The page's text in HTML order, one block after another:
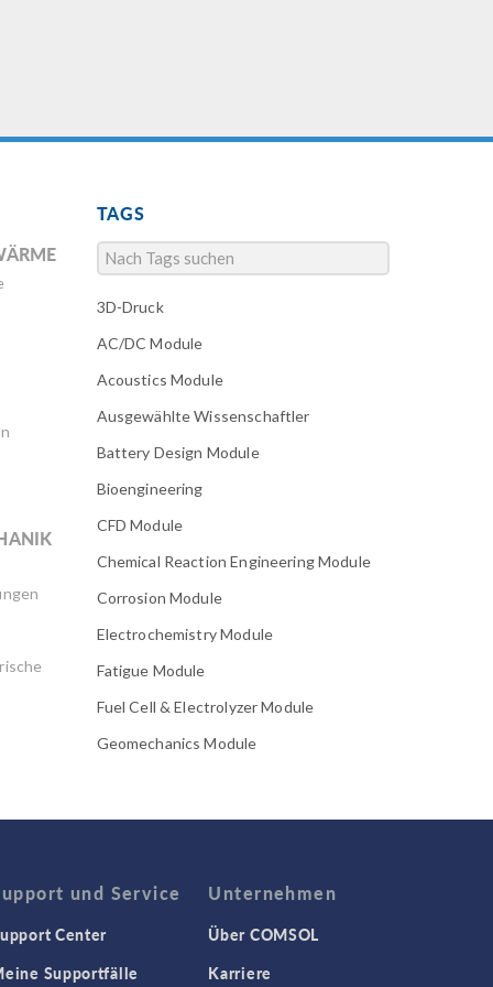
TAGS
3D-Druck
AC/DC Module
Acoustics Module
Ausgewählte Wissenschaftler
Battery Design Module
Bioengineering
CFD Module
Chemical Reaction Engineering Module
Corrosion Module
Electrochemistry Module
Fatigue Module
Fuel Cell & Electrolyzer Module
Geomechanics Module
Heat Transfer Module
Konferenz
Lebensmittelwissenschaft
und Service
Center
Supportfälle
Unternehmen
Über COMSOL
Karriere